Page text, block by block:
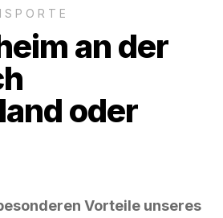
an der
oder
Vorteile unseres